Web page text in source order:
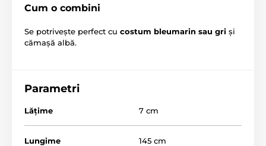
Cum o combini
Se potrivește perfect cu costum bleumarin sau gri și
cămașă albă.
Parametri
Lăţime 7 cm
Lungime 145 cm